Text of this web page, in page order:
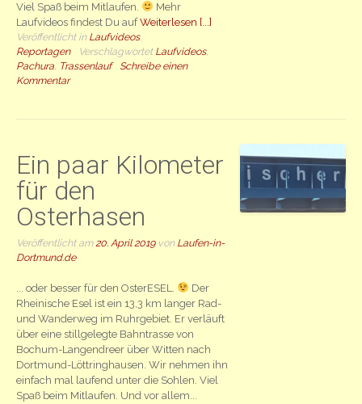
Viel Spaß beim Mitlaufen.
Mehr
Laufvideos findest Du aufWeiterlesen [...]
Veröffentlicht in Laufvideos,
Reportagen
Verschlagwortet Laufvideos,
Pachura Trassenlauf
Schreibe einen
Kommentar
Ein paar Kilometer
für den
Osterhasen
Veröffentlicht am 20. April 2019von Laufen-in-
Dortmund.de
... oder besser für den OsterESEL.
Der
Rheinische Esel ist ein 13,3 km langer Rad-
und Wanderweg im Ruhrgebiet. Er verläuft
über eine stillgelegte Bahntrasse von
Bochum-Langendreer über Witten nach
Dortmund-Löttringhausen. Wir nehmen ihn
einfach mal laufend unter die Sohlen. Viel
Spaß beim Mitlaufen. Und vor allem...